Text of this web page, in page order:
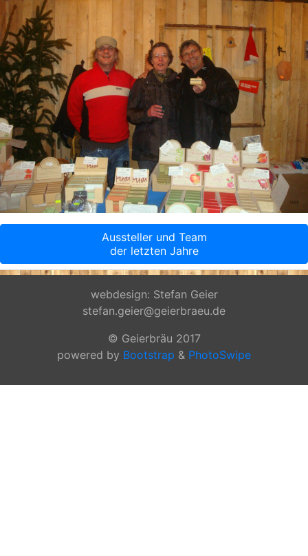
Aussteller und Team
der letzten Jahre
webdesign: Stefan Geier
stefan.geier@geierbraeu.de
© Geierbräu 2017
powered by Bootstrap & PhotoSwipe